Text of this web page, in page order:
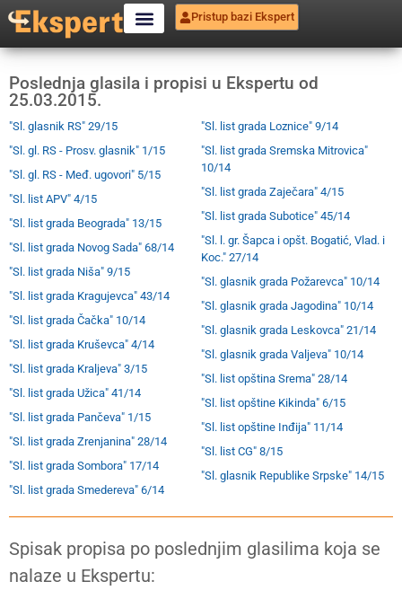
Pristup bazi Ekspert
Poslednja glasila i propisi u Ekspertu od
25.03.2015.
"Sl. glasnik RS" 29/15
"Sl. gl. RS - Prosv. glasnik" 1/15
"Sl. gl. RS - Međ. ugovori" 5/15
"Sl. list APV" 4/15
"Sl. list grada Beograda" 13/15
"Sl. list grada Novog Sada" 68/14
"Sl. list grada Niša" 9/15
"Sl. list grada Kragujevca" 43/14
"Sl. list grada Čačka" 10/14
"Sl. list grada Kruševca" 4/14
"Sl. list grada Kraljeva" 3/15
"Sl. list grada Užica" 41/14
"Sl. list grada Pančeva" 1/15
"Sl. list grada Zrenjanina" 28/14
"Sl. list grada Sombora" 17/14
"Sl. list grada Smedereva" 6/14
"Sl. list grada Loznice" 9/14
"Sl. list grada Sremska Mitrovica"
10/14
"Sl. list grada Zaječara" 4/15
"Sl. list grada Subotice" 45/14
"Sl. l. gr. Šapca i opšt. Bogatić, Vlad. i
Koc." 27/14
"Sl. glasnik grada Požarevca" 10/14
"Sl. glasnik grada Jagodina" 10/14
"Sl. glasnik grada Leskovca" 21/14
"Sl. glasnik grada Valjeva" 10/14
"Sl. list opština Srema" 28/14
"Sl. list opštine Kikinda" 6/15
"Sl. list opštine Inđija" 11/14
"Sl. list CG" 8/15
"Sl. glasnik Republike Srpske" 14/15
Spisak propisa po poslednjim glasilima koja se
nalaze u Ekspertu: